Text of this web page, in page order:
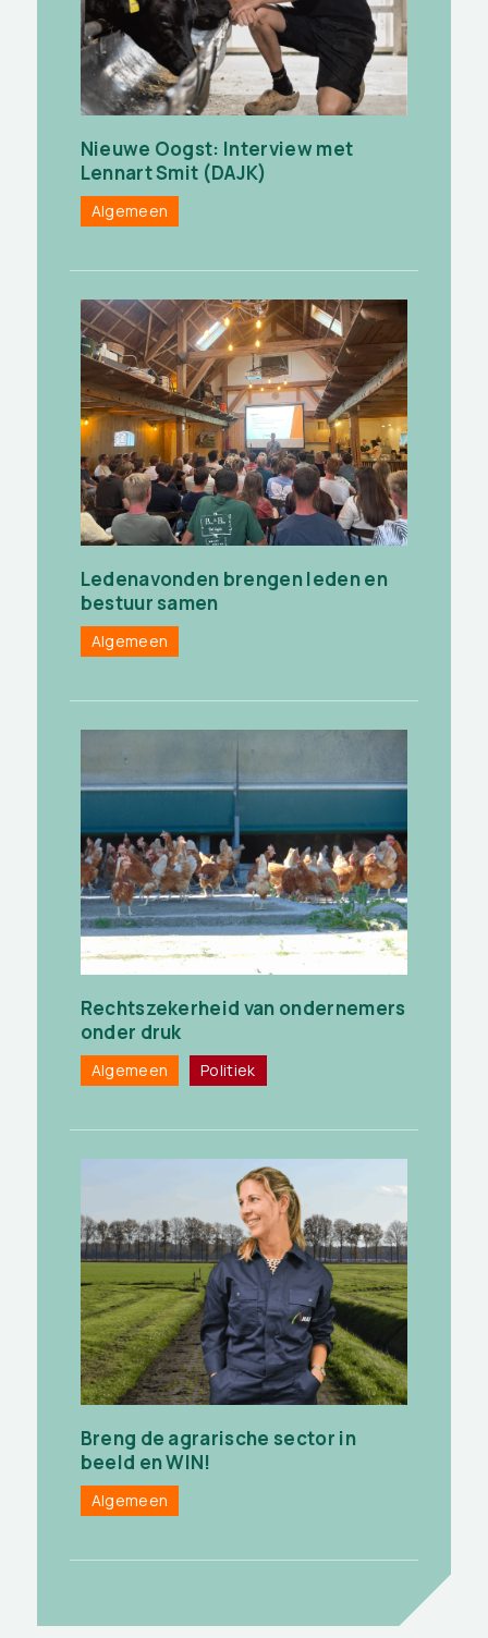
Nieuwe Oogst: Interview met
Lennart Smit (DAJK)
Algemeen
Ledenavonden brengen leden en
bestuur samen
Algemeen
Rechtszekerheid van ondernemers
onder druk
Algemeen Politiek
Breng de agrarische sector in
beeld en WIN!
Algemeen